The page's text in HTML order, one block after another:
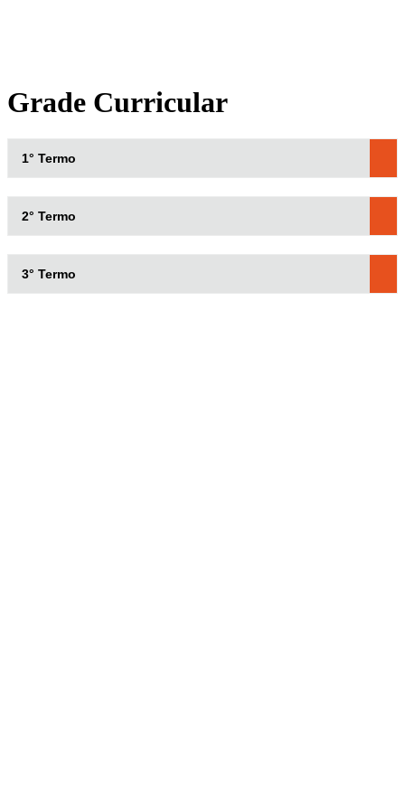
Grade Curricular
1° Termo
2° Termo
3° Termo